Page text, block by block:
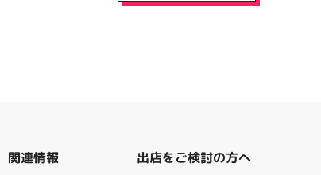
関連情報 出店をご検討の方へ